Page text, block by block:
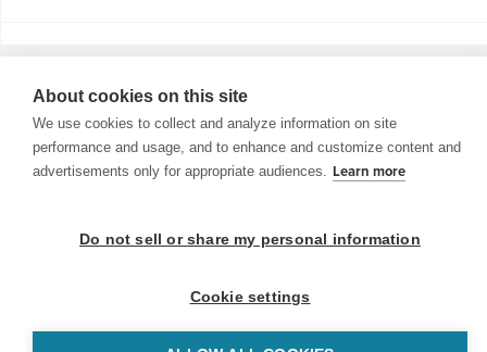
© 1999-2026 BrainPOP. Todos los derechos reservados.
BrainPOP Maestros is proudly powered byWordPress. Built bySlipFire Web Development
About cookies on this site
We use cookies to collect and analyze information on site
performance and usage, and to enhance and customize content and
advertisements only for appropriate audiences. Learn more
Do not sell or share my personal information
Cookie settings